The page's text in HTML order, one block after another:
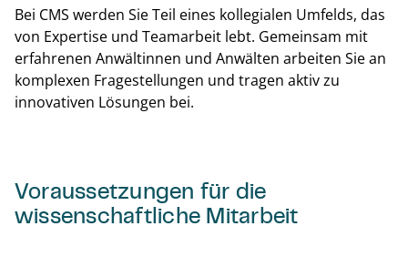
Bei CMS werden Sie Teil eines kollegialen Umfelds, das
von Expertise und Teamarbeit lebt. Gemeinsam mit
erfahrenen Anwältinnen und Anwälten arbeiten Sie an
komplexen Fragestellungen und tragen aktiv zu
innovativen Lösungen bei.
Voraussetzungen für die
wissenschaftliche Mitarbeit